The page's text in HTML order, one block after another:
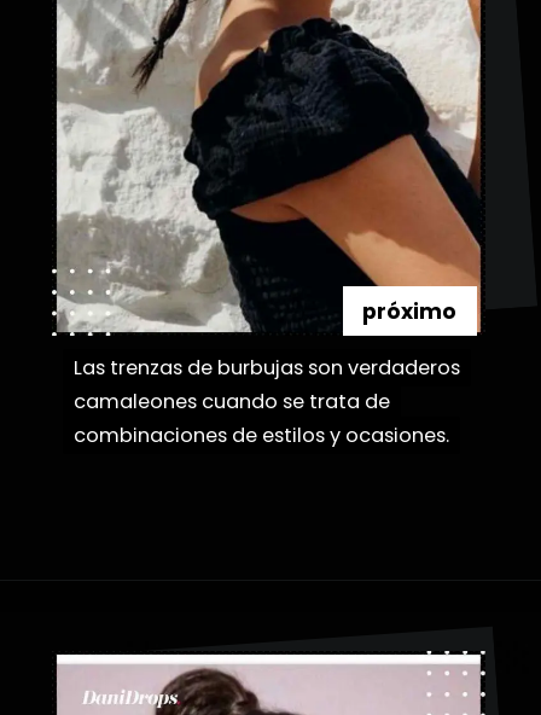
Las trenzas de burbujas son verdaderos
camaleones cuando se trata de
combinaciones de estilos y ocasiones.
Las trenzas de burbujas son verdaderos
camaleones cuando se trata de
combinaciones de estilos y ocasiones.
próximo